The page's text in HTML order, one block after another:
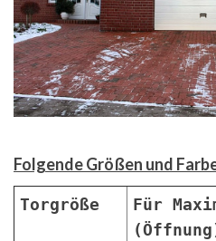
Folgende Größen und
Torgröße
Für